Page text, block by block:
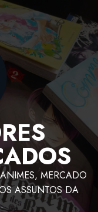
MERCADO
ASSUNTOS DA